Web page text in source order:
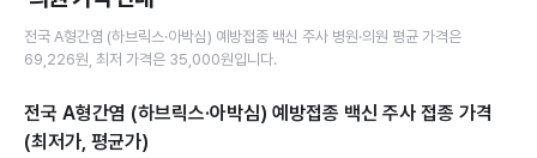
전국 A형간염 (하브릭스·아박심) 예방접종 백신 주사 병원·의원 평균 가격은
69,226원 , 최저 가격은 35,000원입니다.
전국 A형간염 (하브릭스·아박심) 예방접종 백신 주사 접종 가격
(최저가, 평균가)